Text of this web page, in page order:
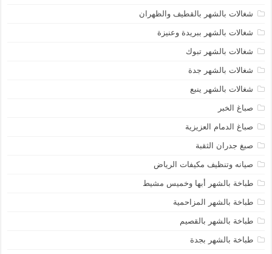
شغالات بالشهر بالقطيف والظهران
شغالات بالشهر ببريدة وعنيزة
شغالات بالشهر تبوك
شغالات بالشهر جدة
شغالات بالشهر ينبع
صباغ الخبر
صباغ الدمام العزيزية
صبغ جدران الثقبة
صيانه وتنظيف مكيفات الرياض
طباخة بالشهر أبها وخميس مشيط
طباخة بالشهر المزاحمية
طباخة بالشهر بالقصيم
طباخة بالشهر بجدة